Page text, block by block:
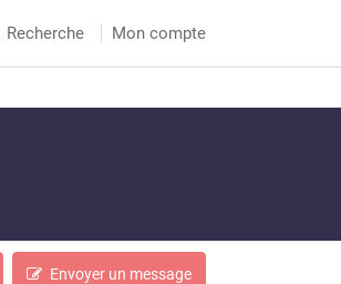
Recherche Mon compte
Envoyer un message